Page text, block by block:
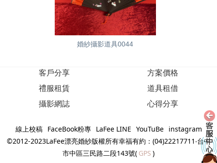
婚紗攝影道具0044
客戶分享
方案價格
禮服租賃
道具租借
攝影網誌
心得分享
線上校稿 FaceBook粉專 LaFee LINE YouTuBe
instagram
©2012-2023LaFee漂亮婚紗版權所有幸福有約：(04)22217711‧台中
市中區三民路二段143號( GPS )